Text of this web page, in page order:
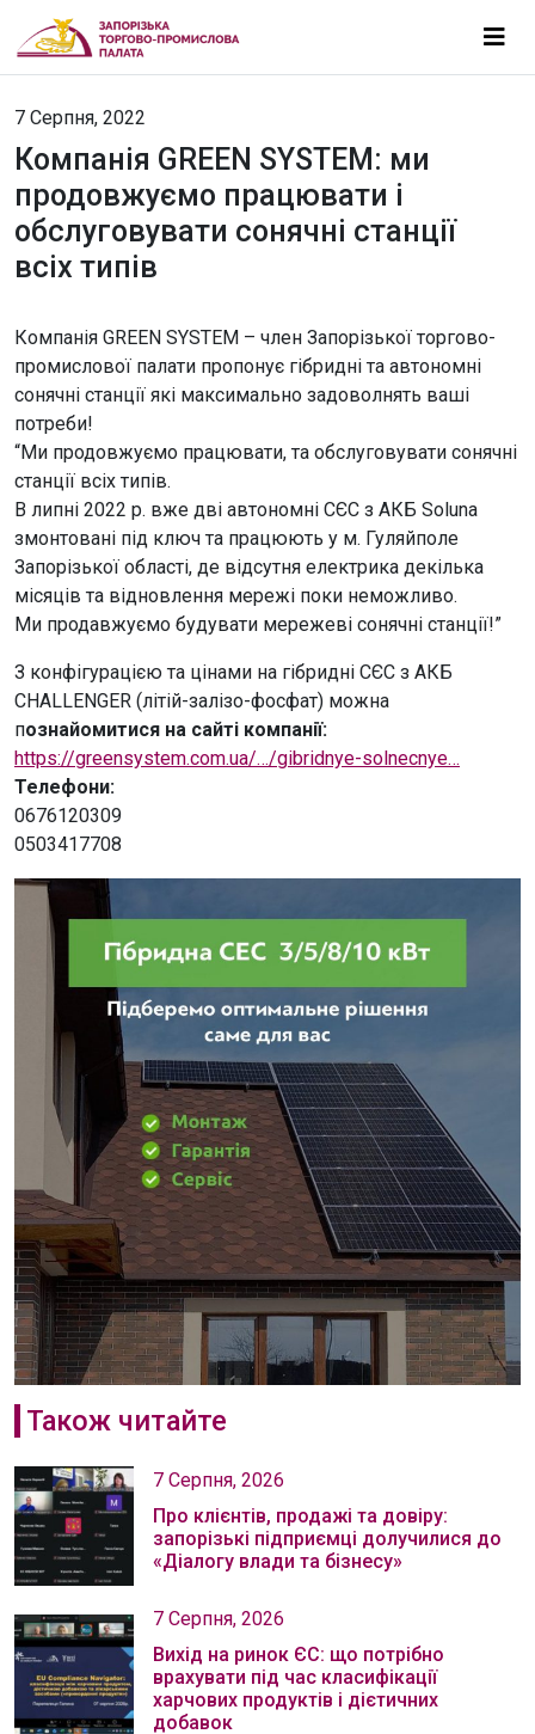
7 Серпня, 2022
Компанія GREEN SYSTEM: ми
продовжуємо працювати і
обслуговувати сонячні станції
всіх типів
Компанія GREEN SYSTEM – член Запорізької торгово-
промислової палати пропонує гібридні та автономні
сонячні станції які максимально задоволнять ваші
потреби!
“Ми продовжуємо працювати, та обслуговувати сонячні
станції всіх типів.
В липні 2022 р. вже дві автономні СЄС з АКБ Soluna
змонтовані під ключ та працюють у м. Гуляйполе
Запорізької області, де відсутня електрика декілька
місяців та відновлення мережі поки неможливо.
Ми продавжуємо будувати мережеві сонячні станції!”
З конфігурацією та цінами на гібридні СЄС з АКБ
CHALLENGER (літій-залізо-фосфат) можна
познайомитися на сайті компанії:
https://greensystem.com.ua/…/gibridnye-solnecnye…
Телефони:
0676120309
0503417708
Також читайте
7 Серпня, 2026
Про клієнтів, продажі та довіру:
запорізькі підприємці долучилися до
«Діалогу влади та бізнесу»
7 Серпня, 2026
Вихід на ринок ЄС: що потрібно
врахувати під час класифікації
харчових продуктів і дієтичних
добавок